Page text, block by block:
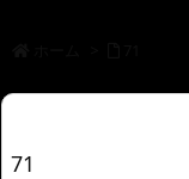
71